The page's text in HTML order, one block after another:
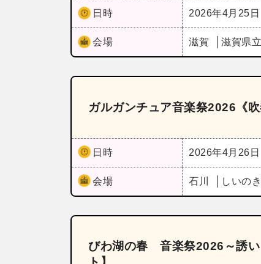
日時 2026年4月25日
会場 滋賀 滋賀県
ガルガンチュア音楽祭2026《吹
日時 2026年4月26日
会場 石川 しいの
びわ湖の春 音楽祭2026～誘い